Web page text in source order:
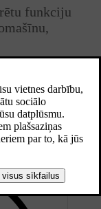
funkciju
Store. Lietotne tiek
izmantojat